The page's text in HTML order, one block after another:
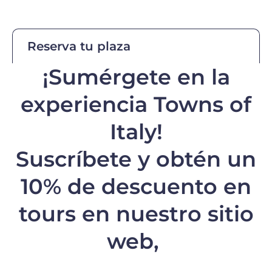
Reserva tu plaza
¡Sumérgete en la
experiencia Towns of
Italy!
Suscríbete y obtén un
10% de descuento en
tours en nuestro sitio
web,